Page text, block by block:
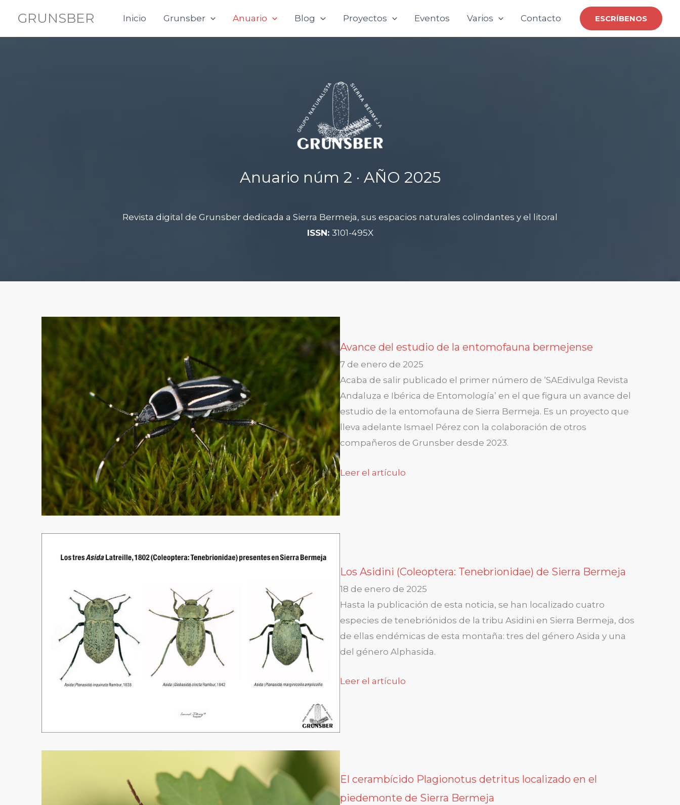
contenido
GRUNSBER Inicio Grunsber Anuario Blog Proyectos Eventos Varios Contacto ESCRÍBENOS
Anuario núm 2 · AÑO 2025
Revista digital de Grunsber dedicada a Sierra Bermeja, sus espacios naturales colindantes y el litoral
ISSN: 3101-495X
Avance del estudio de la entomofauna bermejense
7 de enero de 2025
Acaba de salir publicado el primer número de ‘SAEdivulga Revista
Andaluza e Ibérica de Entomología’ en el que figura un avance del
estudio de la entomofauna de Sierra Bermeja. Es un proyecto que
lleva adelante Ismael Pérez con la colaboración de otros
compañeros de Grunsber desde 2023.
Leer el artículo
Los Asidini (Coleoptera: Tenebrionidae) de Sierra Bermeja
18 de enero de 2025
Hasta la publicación de esta noticia, se han localizado cuatro
especies de tenebriónidos de la tribu Asidini en Sierra Bermeja, dos
de ellas endémicas de esta montaña: tres del género Asida y una
del género Alphasida.
Leer el artículo
El cerambícido Plagionotus detritus localizado en el
piedemonte de Sierra Bermeja